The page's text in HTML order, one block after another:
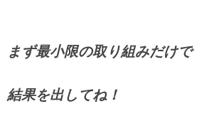
まず最小限の取り組みだけで
結果を出してね！